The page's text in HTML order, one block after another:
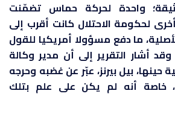
واحدة لحركة حماس تضمّنت
لحكومة الاحتلال كانت أقرب إلى
ما دفع مسؤولا أمريكيا للقول
أشار التقرير إلى أن مدير وكالة
حينها، بيل بيرنز، عبّر عن غضبه وحرجه
خاصة أنه لم يكن على علم بتلك